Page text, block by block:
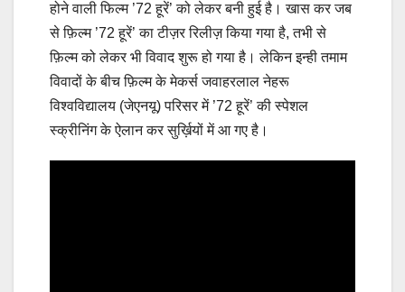
होने वाली फिल्म ’72 हूरें’ को लेकर बनी हुई है। खास कर जब
से फ़िल्म ’72 हूरें’ का टीज़र रिलीज़ किया गया है, तभी से
फ़िल्म को लेकर भी विवाद शुरू हो गया है। लेकिन इन्ही तमाम
विवादों के बीच फ़िल्म‌ के‌ मेकर्स जवाहरलाल नेहरू
विश्वविद्यालय (जेएनयू) परिसर में ’72 हूरें’ की स्पेशल
स्क्रीनिंग के ऐलान कर सुर्ख़ियों में आ गए है।